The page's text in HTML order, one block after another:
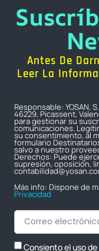
Antes De
Leer La
Responsable: YOSAN,
46229, Picassent,
para gestionar su
comunicaciones.
su consentimiento, al
formulario
salvo a nuestro
Derechos: Puede
supresión, oposición,
Más info: Dispone de
Privacidad
Consiento el uso